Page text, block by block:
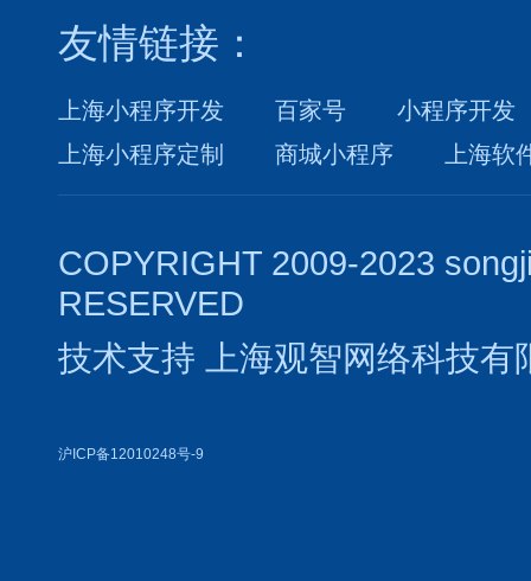
友情链接：
上海小程序开发 百家号
小程序开发
上海小程序定制
商城小程序 上海软
COPYRIGHT 2009-2023
RESERVED
技术支持
上海观智网络科技有
沪ICP备12010248号-9